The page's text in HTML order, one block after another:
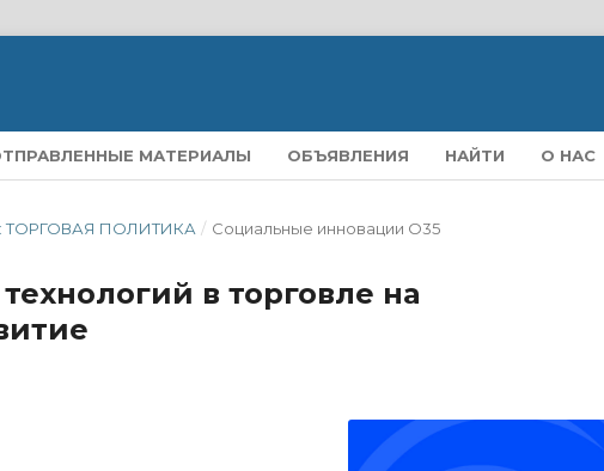
МАТЕРИАЛЫ ОБЪЯВЛЕНИЯ НАЙТИ О НАС
ТОРГОВАЯ ПОЛИТИКА / Социальные инновации O35
в торговле на